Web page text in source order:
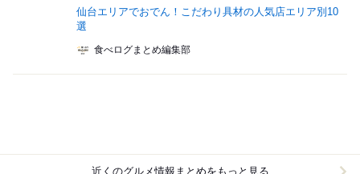
仙台エリアでおでん！こだわり具材の人気店エリア別10
選
食べログまとめ編集部
近くのグルメ情報まとめをもっと見る